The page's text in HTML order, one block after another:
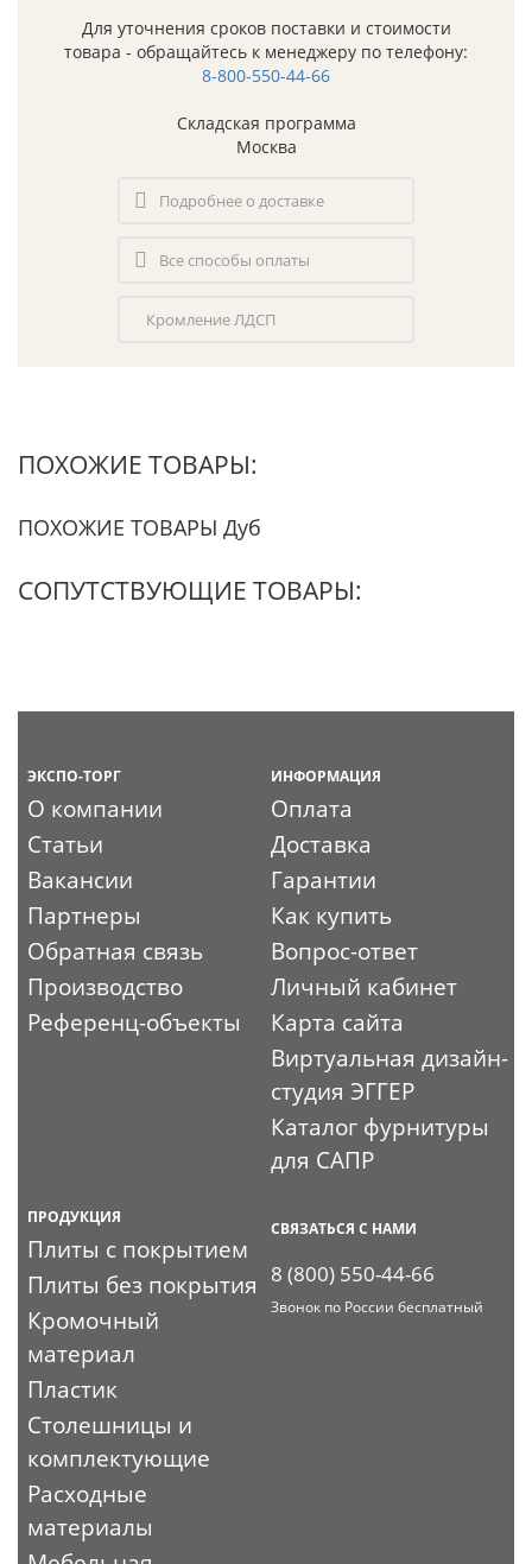
Для уточнения сроков поставки и стоимости
товара - обращайтесь к менеджеру по телефону:
8-800-550-44-66
Складская программа
Москва
Подробнее о доставке
Все способы оплаты
Кромление ЛДСП
ПОХОЖИЕ ТОВАРЫ:
ПОХОЖИЕ ТОВАРЫ Дуб
СОПУТСТВУЮЩИЕ ТОВАРЫ:
ЭКСПО-ТОРГ
О компании
Статьи
Вакансии
Партнеры
Обратная связь
Производство
Референц-объекты
ИНФОРМАЦИЯ
Оплата
Доставка
Гарантии
Как купить
Вопрос-ответ
Личный кабинет
Карта сайта
Виртуальная дизайн-
студия ЭГГЕР
Каталог фурнитуры
для САПР
ПРОДУКЦИЯ
Плиты с покрытием
Плиты без покрытия
Кромочный
материал
Пластик
Столешницы и
комплектующие
Расходные
материалы
СВЯЗАТЬСЯ С НАМИ
8 (800) 550-44-66
Звонок по России бесплатный